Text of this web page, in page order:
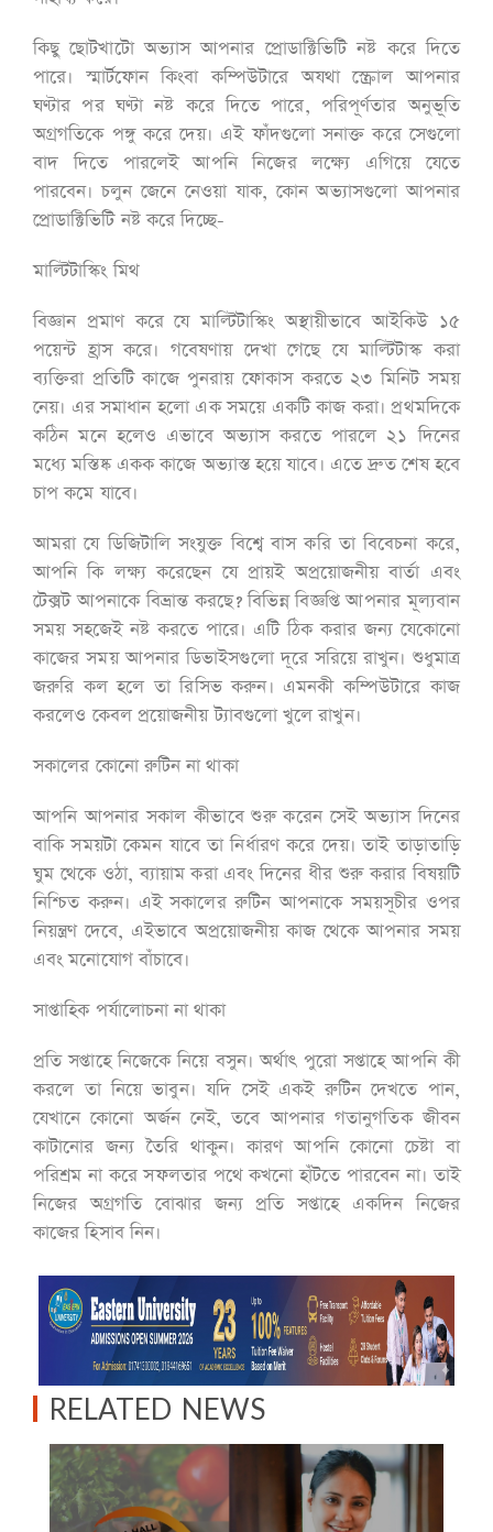
কিছু ছোটখাটো অভ্যাস আপনার প্রোডাক্টিভিটি নষ্ট করে দিতে
পারে। স্মার্টফোন কিংবা কম্পিউটারে অযথা স্ক্রোল আপনার
ঘণ্টার পর ঘণ্টা নষ্ট করে দিতে পারে, পরিপূর্ণতার অনুভূতি
অগ্রগতিকে পঙ্গু করে দেয়। এই ফাঁদগুলো সনাক্ত করে সেগুলো
বাদ দিতে পারলেই আপনি নিজের লক্ষ্যে এগিয়ে যেতে
পারবেন। চলুন জেনে নেওয়া যাক, কোন অভ্যাসগুলো আপনার
প্রোডাক্টিভিটি নষ্ট করে দিচ্ছে-
মাল্টিটাস্কিং মিথ
বিজ্ঞান প্রমাণ করে যে মাল্টিটাস্কিং অস্থায়ীভাবে আইকিউ ১৫
পয়েন্ট হ্রাস করে। গবেষণায় দেখা গেছে যে মাল্টিটাস্ক করা
ব্যক্তিরা প্রতিটি কাজে পুনরায় ফোকাস করতে ২৩ মিনিট সময়
নেয়। এর সমাধান হলো এক সময়ে একটি কাজ করা। প্রথমদিকে
কঠিন মনে হলেও এভাবে অভ্যাস করতে পারলে ২১ দিনের
মধ্যে মস্তিষ্ক একক কাজে অভ্যাস্ত হয়ে যাবে। এতে দ্রুত শেষ হবে
চাপ কমে যাবে।
আমরা যে ডিজিটালি সংযুক্ত বিশ্বে বাস করি তা বিবেচনা করে,
আপনি কি লক্ষ্য করেছেন যে প্রায়ই অপ্রয়োজনীয় বার্তা এবং
টেক্সট আপনাকে বিভ্রান্ত করছে? বিভিন্ন বিজ্ঞপ্তি আপনার মূল্যবান
সময় সহজেই নষ্ট করতে পারে। এটি ঠিক করার জন্য যেকোনো
কাজের সময় আপনার ডিভাইসগুলো দূরে সরিয়ে রাখুন। শুধুমাত্র
জরুরি কল হলে তা রিসিভ করুন। এমনকী কম্পিউটারে কাজ
করলেও কেবল প্রয়োজনীয় ট্যাবগুলো খুলে রাখুন।
সকালের কোনো রুটিন না থাকা
আপনি আপনার সকাল কীভাবে শুরু করেন সেই অভ্যাস দিনের
বাকি সময়টা কেমন যাবে তা নির্ধারণ করে দেয়। তাই তাড়াতাড়ি
ঘুম থেকে ওঠা, ব্যায়াম করা এবং দিনের ধীর শুরু করার বিষয়টি
নিশ্চিত করুন। এই সকালের রুটিন আপনাকে সময়সূচীর ওপর
নিয়ন্ত্রণ দেবে, এইভাবে অপ্রয়োজনীয় কাজ থেকে আপনার সময়
এবং মনোযোগ বাঁচাবে।
সাপ্তাহিক পর্যালোচনা না থাকা
প্রতি সপ্তাহে নিজেকে নিয়ে বসুন। অর্থাৎ পুরো সপ্তাহে আপনি কী
করলে তা নিয়ে ভাবুন। যদি সেই একই রুটিন দেখতে পান,
যেখানে কোনো অর্জন নেই, তবে আপনার গতানুগতিক জীবন
কাটানোর জন্য তৈরি থাকুন। কারণ আপনি কোনো চেষ্টা বা
পরিশ্রম না করে সফলতার পথে কখনো হাঁটতে পারবেন না। তাই
নিজের অগ্রগতি বোঝার জন্য প্রতি সপ্তাহে একদিন নিজের
কাজের হিসাব নিন।
RELATED NEWS